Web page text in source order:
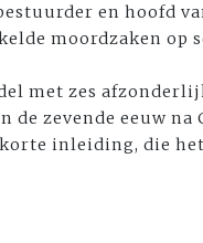
en hoofd
moordzaken op
met zes
de zevende eeuw
inleiding, die